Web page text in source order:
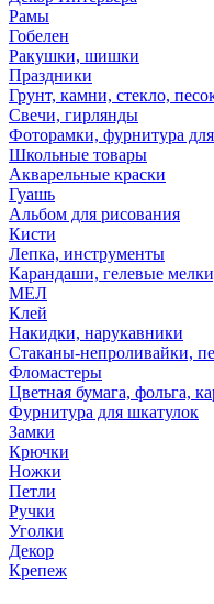
Рамы
Гобелен
Ракушки, шишки
Праздники
Грунт, камни, стекло,
Свечи, гирлянды
Фоторамки, фурнитура
Школьные товары
Акварельные краски
Гуашь
Альбом для рисования
Кисти
Лепка, инструменты
Карандаши, гелевые
МЕЛ
Клей
Накидки, нарукавники
Стаканы-непроливайки,
Фломастеры
Цветная бумага, фольга,
Фурнитура для шкатулок
Замки
Крючки
Ножки
Петли
Ручки
Уголки
Декор
Крепеж